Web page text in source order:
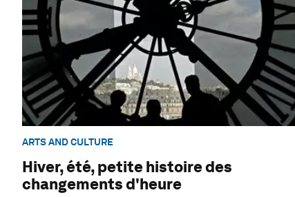
ARTS AND CULTURE
Hiver, été, petite histoire des
changements d'heure